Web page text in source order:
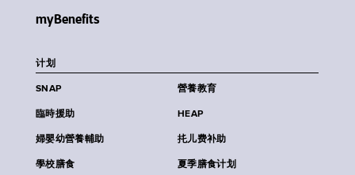
myBenefits
计划
SNAP 營養教育
臨時援助 HEAP
婦嬰幼營養輔助 扥儿费补助
學校膳食 夏季膳食计划